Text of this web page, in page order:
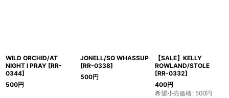
WILD ORCHID/AT
NIGHT I PRAY [RR-
0344]
500円
JONELL/SO WHASSUP
[RR-0338]
500円
【SALE】KELLY
ROWLAND/STOLE
[RR-0332]
400円
希望小売価格: 500円